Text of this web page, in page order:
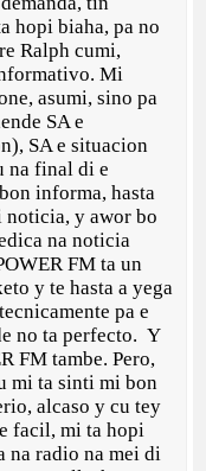
hopi biaha, pa no
Ralph cumi,
Mi
asumi, sino pa
SA e
SA e situacion
na final di e
informa, hasta
y awor bo
na noticia
FM ta un
y te hasta a yega
pa e
no ta perfecto. Y
FM tambe. Pero,
mi ta sinti mi bon
alcaso y cu tey
facil, mi ta hopi
na radio na mei di